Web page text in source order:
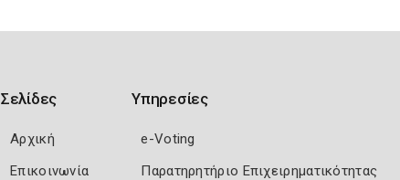
Σελίδες
Αρχική
Επικοινωνία
Υπηρεσίες
e-Voting
Παρατηρητήριο Επιχειρηματικότητας